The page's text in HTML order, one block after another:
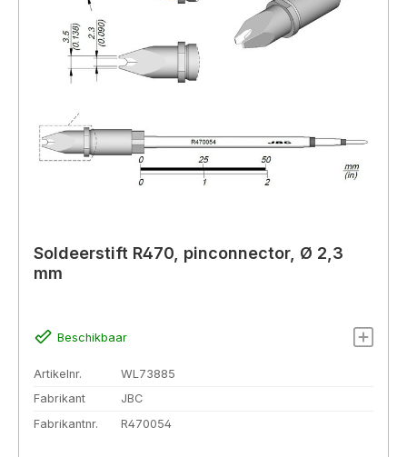
Soldeerstift R470, pinconnector, Ø 2,3
mm
Beschikbaar
Artikelnr.
WL73885
Fabrikant
JBC
Fabrikantnr.
R470054